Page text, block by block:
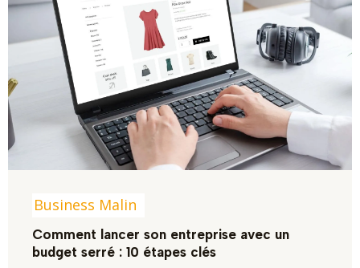
Business Malin
Comment lancer son entreprise avec un
budget serré : 10 étapes clés